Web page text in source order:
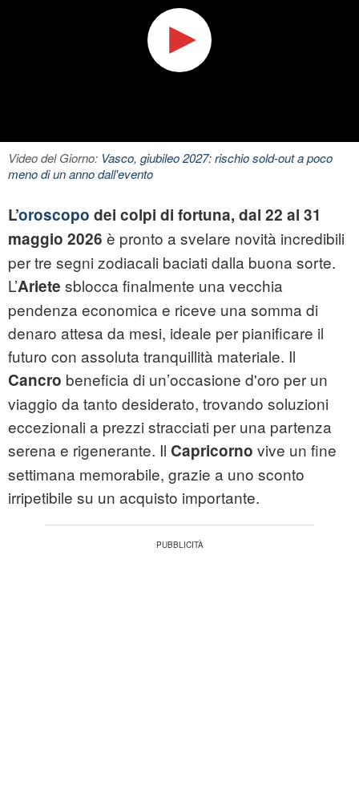
Video del Giorno: Vasco, giubileo 2027: rischio sold-out a poco
meno di un anno dall'evento
L’oroscopo dei colpi di fortuna, dal 22 al 31
maggio 2026 è pronto a svelare novità incredibili
per tre segni zodiacali baciati dalla buona sorte.
L’Ariete sblocca finalmente una vecchia
pendenza economica e riceve una somma di
denaro attesa da mesi, ideale per pianificare il
futuro con assoluta tranquillità materiale. Il
Cancro beneficia di un’occasione d'oro per un
viaggio da tanto desiderato, trovando soluzioni
eccezionali a prezzi stracciati per una partenza
serena e rigenerante. Il Capricorno vive un fine
settimana memorabile, grazie a uno sconto
irripetibile su un acquisto importante.